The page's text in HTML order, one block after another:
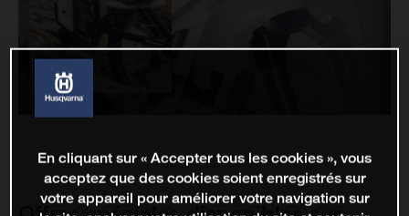
En cliquant sur « Accepter tous les cookies », vous
acceptez que des cookies soient enregistrés sur
votre appareil pour améliorer votre navigation sur